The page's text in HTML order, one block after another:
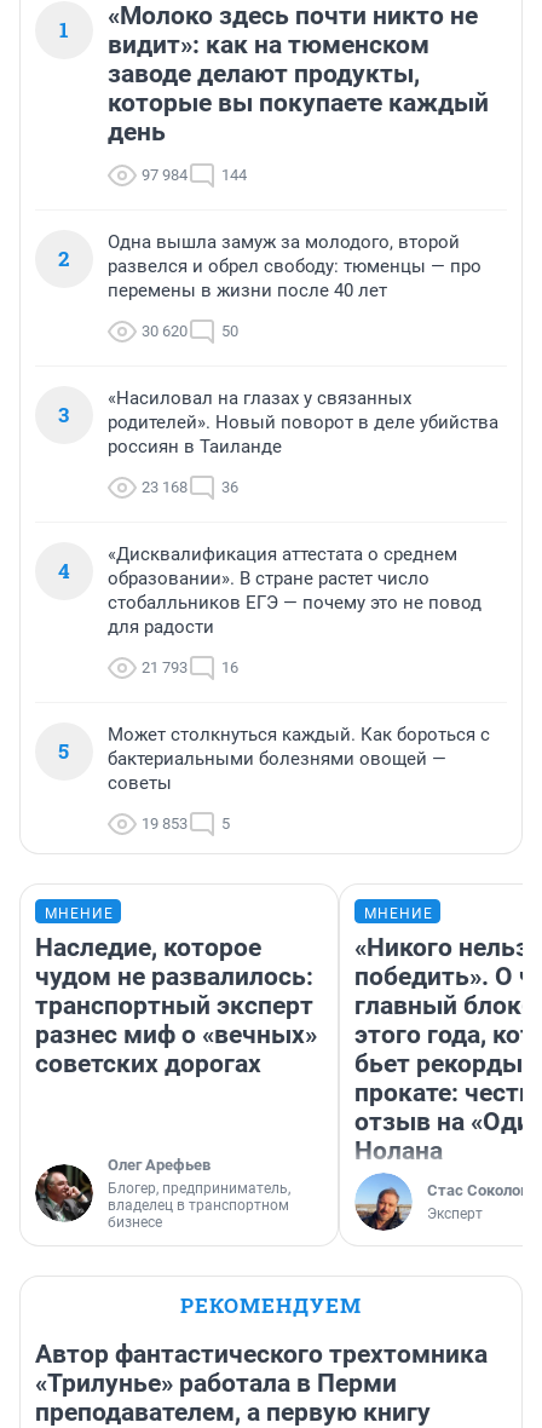
1
«Молоко здесь почти никто не
видит»: как на тюменском
заводе делают продукты,
которые вы покупаете каждый
день
97 984 144
2
Одна вышла замуж за молодого, второй
развелся и обрел свободу: тюменцы — про
перемены в жизни после 40 лет
30 620 50
3
«Насиловал на глазах у связанных
родителей». Новый поворот в деле убийства
россиян в Таиланде
23 168 36
4
«Дисквалификация аттестата о среднем
образовании». В стране растет число
стобалльников ЕГЭ — почему это не повод
для радости
21 793 16
5
Может столкнуться каждый. Как бороться с
бактериальными болезнями овощей —
советы
19 853 5
МНЕНИЕ
Наследие, которое
чудом не развалилось:
транспортный эксперт
разнес миф о «вечных»
советских дорогах
Олег Арефьев
Блогер, предприниматель,
владелец в транспортном
бизнесе
МНЕНИЕ
«Никого нельзя
победить». О
главный
этого года,
бьет рекорды в
прокате:
отзыв на
Нолана
Стас Соколов
Эксперт
РЕКОМЕНДУЕМ
Автор фантастического трехтомника
«Трилунье» работала в Перми
преподавателем, а первую книгу